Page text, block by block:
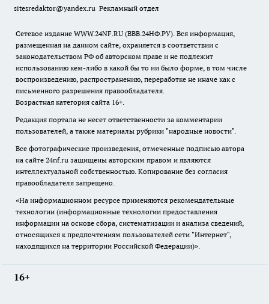
sitesredaktor@yandex.ru Рекламный отдел
Сетевое издание WWW.24NF.RU (ВВВ.24НФ.РУ). Вся информация,
размещенная на данном сайте, охраняется в соответствии с
законодательством РФ об авторском праве и не подлежит
использованию кем-либо в какой бы то ни было форме, в том числе
воспроизведению, распространению, переработке не иначе как с
письменного разрешения правообладателя.
Возрастная категория сайта 16+.
Редакция портала не несет ответственности за комментарии
пользователей, а также материалы рубрики "народные новости".
Все фотографические произведения, отмеченные подписью автора
на сайте 24nf.ru защищены авторским правом и являются
интеллектуальной собственностью. Копирование без согласия
правообладателя запрещено.
«На информационном ресурсе применяются рекомендательные
технологии (информационные технологии предоставления
информации на основе сбора, систематизации и анализа сведений,
относящихся к предпочтениям пользователей сети "Интернет",
находящихся на территории Российской Федерации)».
16+